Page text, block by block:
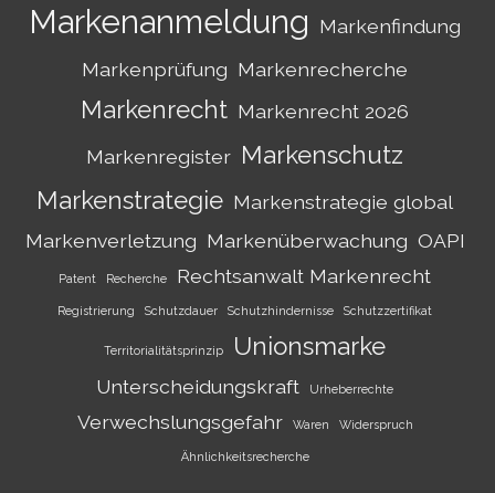
Markenanmeldung Markenfindung
Markenprüfung Markenrecherche
Markenrecht Markenrecht 2026
Markenregister Markenschutz
Markenstrategie Markenstrategie global
Markenverletzung Markenüberwachung OAPI
Patent Recherche Rechtsanwalt Markenrecht
Registrierung Schutzdauer Schutzhindernisse Schutzzertifikat
Territorialitätsprinzip Unionsmarke
Unterscheidungskraft Urheberrechte
Verwechslungsgefahr Waren Widerspruch
Ähnlichkeitsrecherche